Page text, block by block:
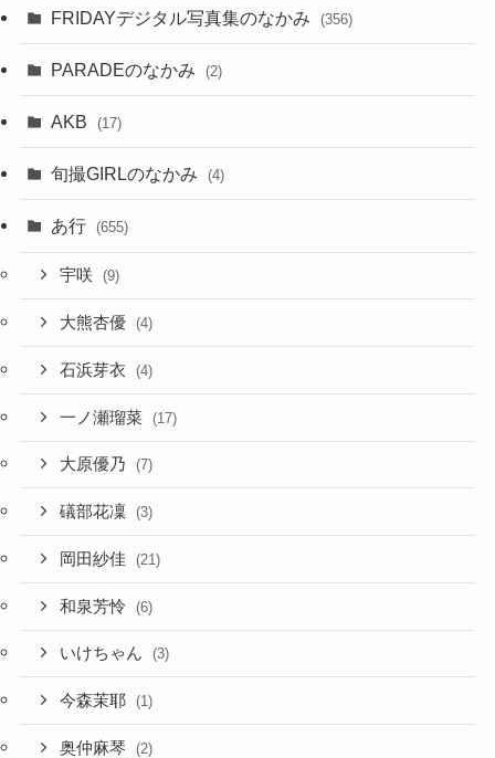
FRIDAYデジタル写真集のなかみ (356)
PARADEのなかみ (2)
AKB (17)
旬撮GIRLのなかみ (4)
あ行 (655)
宇咲 (9)
大熊杏優 (4)
石浜芽衣 (4)
一ノ瀬瑠菜 (17)
大原優乃 (7)
礒部花凜 (3)
岡田紗佳 (21)
和泉芳怜 (6)
いけちゃん (3)
今森茉耶 (1)
奥仲麻琴 (2)